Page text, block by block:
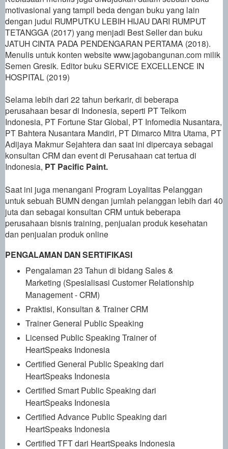
motivasional yang tampil beda dengan buku yang lain
dengan judul RUMPUTKU LEBIH HIJAU DARI RUMPUT
TETANGGA (2017) yang menjadi Best Seller dan buku
JATUH CINTA PADA PENDENGARAN PERTAMA (2018).
Menulis untuk konten website www.jagobangunan.com milik
Semen Gresik. Editor buku SERVICE EXCELLENCE IN
HOSPITAL (2019)
Selama lebih dari 22 tahun berkarir, di beberapa
perusahaan besar di Indonesia, seperti PT Telkom
Indonesia, PT Fortune Star Global, PT Infomedia Nusantara,
PT Bahtera Nusantara Mandiri, PT Dimarco Mitra Utama, PT
Adijaya Makmur Sejahtera dan saat ini dipercaya sebagai
konsultan CRM dan event di Perusahaan cat tertua di
Indonesia, PT Pacific Paint.
Saat ini juga menangani Program Loyalitas Pelanggan
untuk sebuah BUMN dengan jumlah pelanggan lebih dari 40
juta dan sebagai konsultan CRM untuk beberapa
perusahaan bisnis training, penjualan produk kesehatan
dan penjualan produk online
PENGALAMAN DAN SERTIFIKASI
Pengalaman 23 Tahun di bidang Sales &
Marketing (Spesialisasi Customer Relationship
Management - CRM)
Praktisi, Konsultan & Trainer CRM
Trainer General Public Speaking
Licensed Public Speaking Trainer of
HeartSpeaks Indonesia
Certified General Public Speaking dari
HeartSpeaks Indonesia
Certified Smart Public Speaking dari
HeartSpeaks Indonesia
Certified Advance Public Speaking dari
HeartSpeaks Indonesia
Certified TFT dari HeartSpeaks Indonesia